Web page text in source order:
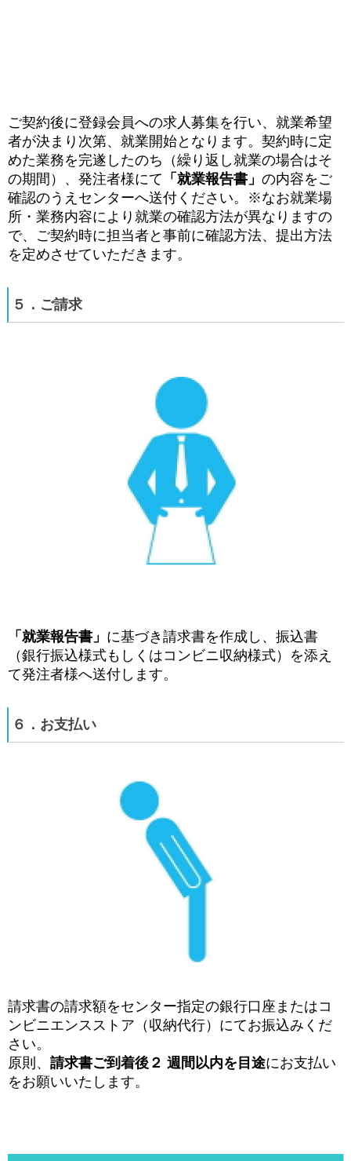
ご契約後に登録会員への求人募集を行い、就業希望
者が決まり次第、就業開始となります。契約時に定
めた業務を完遂したのち（繰り返し就業の場合はそ
の期間）、発注者様にて 「就業報告書」 の内容をご
確認のうえセンターへ送付ください。 ※なお就業場
所・業務内容により就業の確認方法が異なりますの
で、ご契約時に担当者と事前に確認方法、提出方法
を定めさせていただきます。
５．ご請求
「就業報告書」 に基づき請求書を作成し、振込書
（銀行振込様式もしくはコンビニ収納様式） を添え
て発注者様へ送付します。
６．お支払い
請求書の請求額をセンター指定の銀行口座またはコ
ンビニエンスストア（収納代行）にてお振込みくだ
さい。
原則、 請求書ご到着後２ 週間以内を目途にお支払い
をお願いいたします。